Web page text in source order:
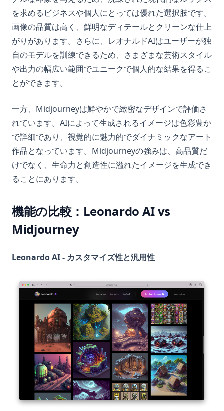
を求めるビジネスや個人にとっては優れた選択肢です。
画像の品質は高く、鮮明なディテールとクリーンな仕上
がりがあります。さらに、レオナルドAIはユーザーが独
自のモデルを訓練できるため、さまざまな芸術スタイル
や出力の幅広い範囲でユニークで個人的な結果を得るこ
とができます。
一方、Midjourneyは鮮やかで緻密なデザインで評価さ
れています。AIによって生成されるイメージは色彩豊か
で詳細であり、視覚的に魅力的でダイナミックなアート
作品となっています。Midjourneyの強みは、高品質だ
けでなく、生命力と創造性に溢れたイメージを生成でき
ることにあります。
機能の比較：Leonardo AI vs
Midjourney
Leonardo AI - カスタマイズ性と汎用性